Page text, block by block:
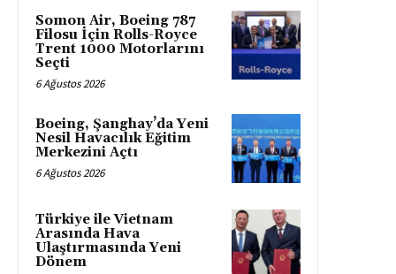
Somon Air, Boeing 787
Filosu İçin Rolls-Royce
Trent 1000 Motorlarını
Seçti
6 Ağustos 2026
Boeing, Şanghay’da Yeni
Nesil Havacılık Eğitim
Merkezini Açtı
6 Ağustos 2026
Türkiye ile Vietnam
Arasında Hava
Ulaştırmasında Yeni
Dönem